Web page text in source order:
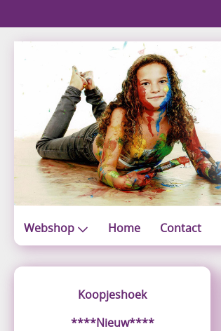
Webshop Home Contact
Koopjeshoek
****Nieuw****